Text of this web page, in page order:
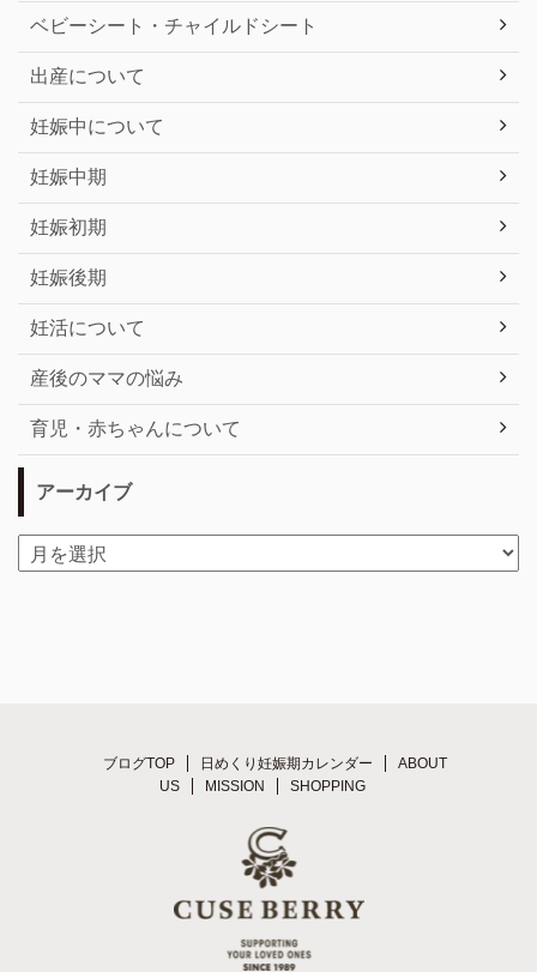
ベビーシート・チャイルドシート
出産について
妊娠中について
妊娠中期
妊娠初期
妊娠後期
妊活について
産後のママの悩み
育児・赤ちゃんについて
アーカイブ
ブログTOP 日めくり妊娠期カレンダー
ABOUT
US
MISSION SHOPPING